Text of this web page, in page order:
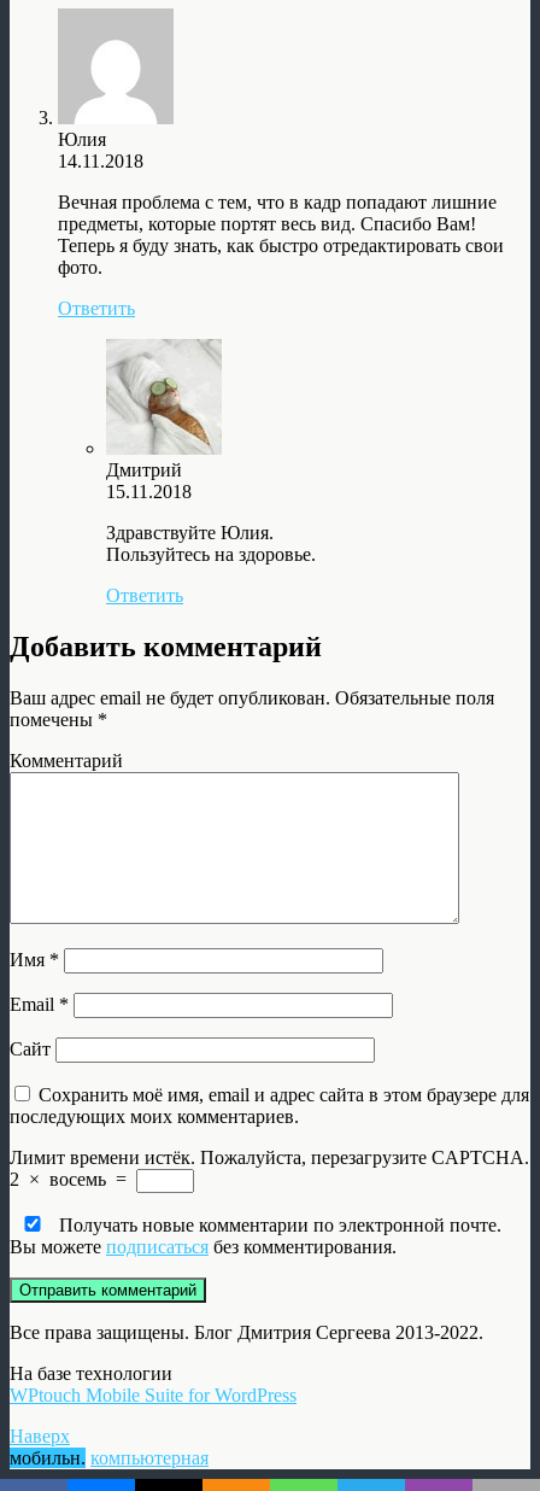
Юлия
14.11.2018
Вечная проблема с тем, что в кадр попадают лишние
предметы, которые портят весь вид. Спасибо Вам!
Теперь я буду знать, как быстро отредактировать свои
фото.
Ответить
Дмитрий
15.11.2018
Здравствуйте Юлия.
Пользуйтесь на здоровье.
Ответить
Добавить комментарий
Ваш адрес email не будет опубликован. Обязательные поля
помечены *
Комментарий
Имя *
Email *
Сайт
Сохранить моё имя, email и адрес сайта в этом браузере для
последующих моих комментариев.
Лимит времени истёк. Пожалуйста, перезагрузите CAPTCHA.
2 × восемь =
Получать новые комментарии по электронной почте.
Вы можете подписаться без комментирования.
Все права защищены. Блог Дмитрия Сергеева 2013-2022.
На базе технологии
WPtouch Mobile Suite for WordPress
Наверх
мобильн. компьютерная